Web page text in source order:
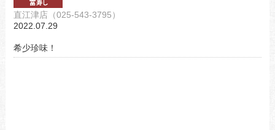
直江津店（025-543-3795）
2022.07.29
希少珍味！